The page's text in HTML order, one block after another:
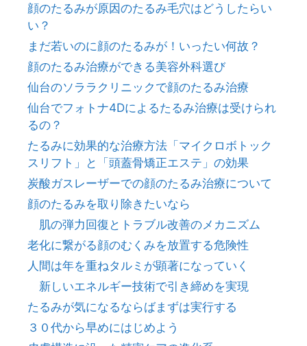
顔のたるみが原因のたるみ毛穴はどうしたらい
い？
まだ若いのに顔のたるみが！いったい何故？
顔のたるみ治療ができる美容外科選び
仙台のソララクリニックで顔のたるみ治療
仙台でフォトナ4Dによるたるみ治療は受けられ
るの？
たるみに効果的な治療方法「マイクロボトック
スリフト」と「頭蓋骨矯正エステ」の効果
炭酸ガスレーザーでの顔のたるみ治療について
顔のたるみを取り除きたいなら
肌の弾力回復とトラブル改善のメカニズム
老化に繋がる顔のむくみを放置する危険性
人間は年を重ねタルミが顕著になっていく
新しいエネルギー技術で引き締めを実現
たるみが気になるならばまずは実行する
３０代から早めにはじめよう